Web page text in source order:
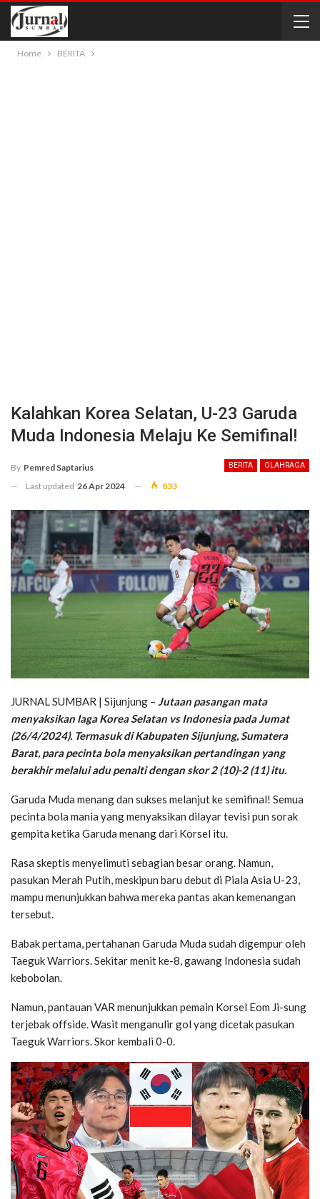
Home BERITA
Kalahkan Korea Selatan, U-23 Garuda
Muda Indonesia Melaju Ke Semifinal!
BERITA OLAHRAGA
By Pemred Saptarius
Last updated 26 Apr 2024 833
JURNAL SUMBAR | Sijunjung – Jutaan pasangan mata
menyaksikan laga Korea Selatan vs Indonesia pada Jumat
(26/4/2024). Termasuk di Kabupaten Sijunjung, Sumatera
Barat, para pecinta bola menyaksikan pertandingan yang
berakhir melalui adu penalti dengan skor 2 (10)-2 (11) itu.
Garuda Muda menang dan sukses melanjut ke semifinal! Semua
pecinta bola mania yang menyaksikan dilayar tevisi pun sorak
gempita ketika Garuda menang dari Korsel itu.
Rasa skeptis menyelimuti sebagian besar orang. Namun,
pasukan Merah Putih, meskipun baru debut di Piala Asia U-23,
mampu menunjukkan bahwa mereka pantas akan kemenangan
tersebut.
Babak pertama, pertahanan Garuda Muda sudah digempur oleh
Taeguk Warriors. Sekitar menit ke-8, gawang Indonesia sudah
kebobolan.
Namun, pantauan VAR menunjukkan pemain Korsel Eom Ji-sung
terjebak offside. Wasit menganulir gol yang dicetak pasukan
Taeguk Warriors. Skor kembali 0-0.